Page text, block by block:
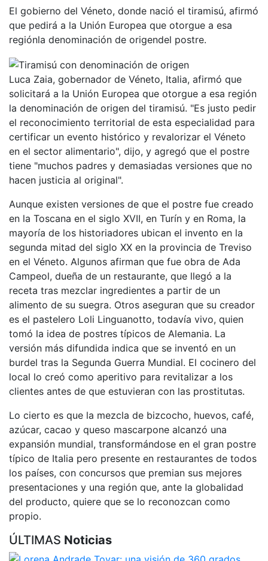
El gobierno del Véneto, donde nació el tiramisú, afirmó
que pedirá a la Unión Europea que otorgue a esa
regiónla denominación de origendel postre.
Luca Zaia, gobernador de Véneto, Italia, afirmó que
solicitará a la Unión Europea que otorgue a esa región
la denominación de origen del tiramisú. "Es justo pedir
el reconocimiento territorial de esta especialidad para
certificar un evento histórico y revalorizar el Véneto
en el sector alimentario", dijo, y agregó que el postre
tiene "muchos padres y demasiadas versiones que no
hacen justicia al original".
Aunque existen versiones de que el postre fue creado
en la Toscana en el siglo XVII, en Turín y en Roma, la
mayoría de los historiadores ubican el invento en la
segunda mitad del siglo XX en la provincia de Treviso
en el Véneto. Algunos afirman que fue obra de Ada
Campeol, dueña de un restaurante, que llegó a la
receta tras mezclar ingredientes a partir de un
alimento de su suegra. Otros aseguran que su creador
es el pastelero Loli Linguanotto, todavía vivo, quien
tomó la idea de postres típicos de Alemania. La
versión más difundida indica que se inventó en un
burdel tras la Segunda Guerra Mundial. El cocinero del
local lo creó como aperitivo para revitalizar a los
clientes antes de que estuvieran con las prostitutas.
Lo cierto es que la mezcla de bizcocho, huevos, café,
azúcar, cacao y queso mascarpone alcanzó una
expansión mundial, transformándose en el gran postre
típico de Italia pero presente en restaurantes de todos
los países, con concursos que premian sus mejores
presentaciones y una región que, ante la globalidad
del producto, quiere que se lo reconozcan como
propio.
ÚLTIMAS Noticias